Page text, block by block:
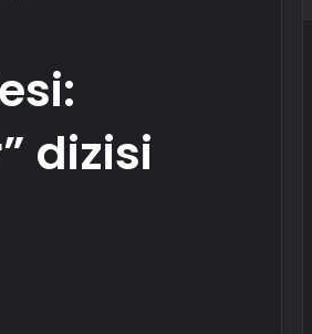
dizisi